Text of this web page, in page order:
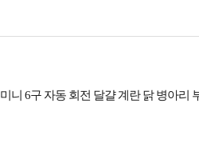
미니 6구 자동 회전 달걀 계란 닭 병아리